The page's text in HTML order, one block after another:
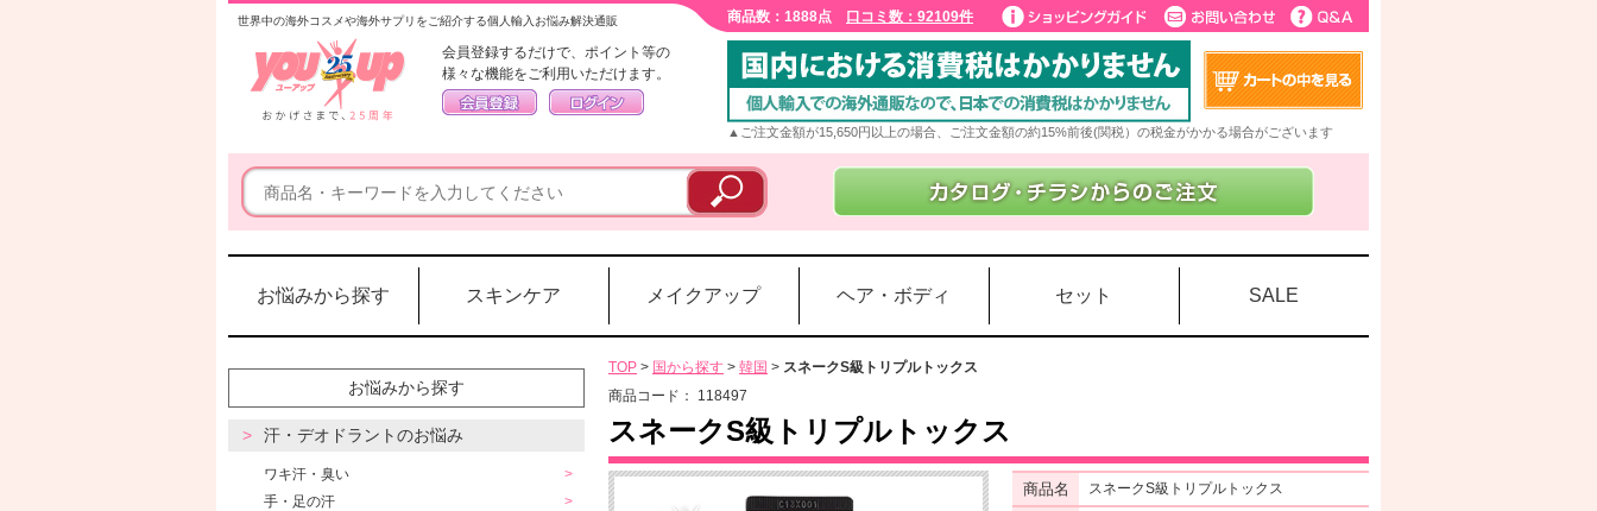
世界中の海外コスメや海外サプリをご紹介する個人輸入お悩み解決通販 商品数：1888点 口コミ数：92109件
会員登録するだけで、ポイント等の
様々な機能をご利用いただけます。
▲ご注文金額が15,650円以上の場合、ご注文金額の約15%前後(関税）の税金がかかる場合がございます
お悩みから探す スキンケア メイクアップ ヘア・ボディ セット SALE
お悩みから探す
汗・デオドラントのお悩み
ワキ汗・臭い
手・足の汗
TOP > 国から探す > 韓国 > スネークS級トリプルトックス
商品コード： 118497
スネークS級トリプルトックス
商品名 スネークS級トリプルトックス